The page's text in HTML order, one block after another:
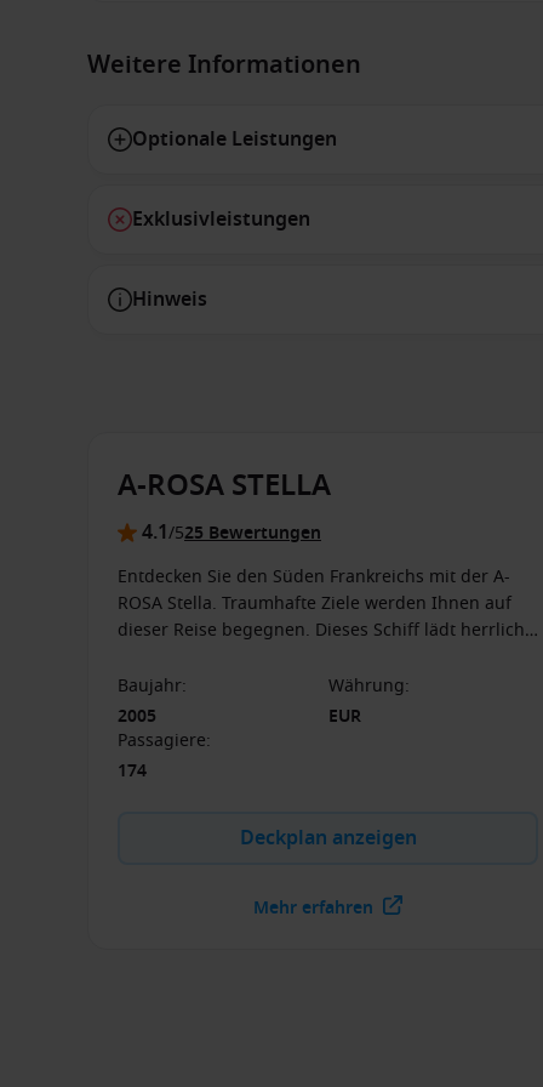
Weitere Informationen
Optionale Leistungen
Exklusivleistungen
Hinweis
A-ROSA STELLA
4.1/525 Bewertungen
Entdecken Sie den Süden Frankreichs mit der A-
ROSA Stella. Traumhafte Ziele werden Ihnen auf
dieser Reise begegnen. Dieses Schiff lädt herrlich
einiges zu bieten.
Baujahr:
2005
Währung:
EUR
Passagiere:
174
Deckplan anzeigen
Mehr erfahren